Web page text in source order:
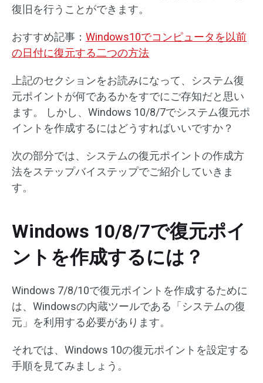
復旧を行うことができます。
おすすめ記事： Windows10でコンピュータを以前
の日付に復元する二つの方法
上記のセクションをお読みになって、システム復
元ポイントが何であるかをすでにご存知だと思い
ます。 しかし、Windows 10/8/7でシステム復元ポ
イントを作成するにはどうすればいいですか？
次の部分では、システムの復元ポイントの作成方
法をステップバイステップでご紹介していきま
す。
Windows 10/8/7で復元ポイ
ントを作成するには？
Windows 7/8/10で復元ポイントを作成するために
は、Windowsの内蔵ツールである「システムの復
元」を利用する必要があります。
それでは、Windows 10の復元ポイントを設定する
手順を見てみましょう。